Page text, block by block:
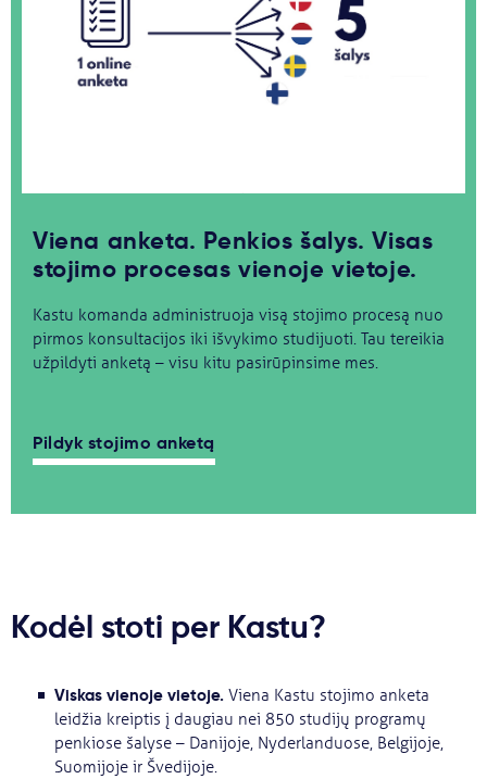
Svarbu
Naujienos
Viena anketa. Penkios šalys. Visas
stojimo procesas vienoje vietoje.
Kastu komanda administruoja visą stojimo procesą nuo
pirmos konsultacijos iki išvykimo studijuoti. Tau tereikia
užpildyti anketą – visu kitu pasirūpinsime mes.
Pildyk stojimo anketą
Kodėl stoti per Kastu?
Viskas vienoje vietoje. Viena Kastu stojimo anketa
leidžia kreiptis į daugiau nei 850 studijų programų
penkiose šalyse – Danijoje, Nyderlanduose, Belgijoje,
Suomijoje ir Švedijoje.